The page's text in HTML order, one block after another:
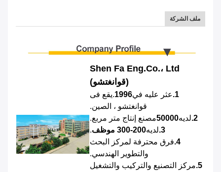
ملف الشركة
Shen Fa Eng.Co.، Ltd
(قوانغتشو)
1. عثر عليه في1996.يقع فى
قوانغتشو ، الصين.
2. لديه50000مصنع إنتاج متر مربع.
3. لديه200-300 موظف
.
4. فرق محترفة لمركز البحث
والتطوير الهندسي.
5. مركز التصنيع والتركيب والتشغيل